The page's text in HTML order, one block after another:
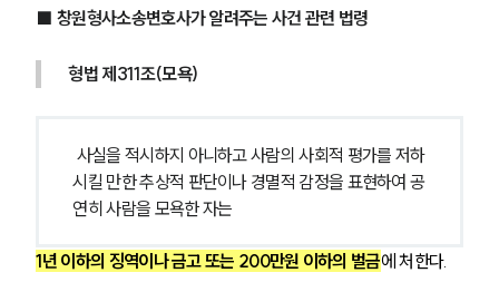
■ 창원형사소송변호사가 알려주는 사건 관련 법령
형법 제311조(모욕)
시킬 만한 추상적 판단이나 경멸적 감정을 표현하여 공
연히 사람을 모욕한 자는
1년 이하의 징역이나 금고 또는 200만원 이하의 벌금에 처한다.